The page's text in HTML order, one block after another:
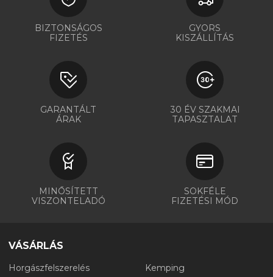
BIZTONSÁGOS
FIZETÉS
GYORS
KISZÁLLÍTÁS
GARANTÁLT
ÁRAK
30 ÉV SZAKMAI
TAPASZTALAT
MINŐSÍTETT
VISZONTELADÓ
SOKFÉLE
FIZETÉSI MÓD
VÁSÁRLÁS
Horgászfelszerelés
Kemping